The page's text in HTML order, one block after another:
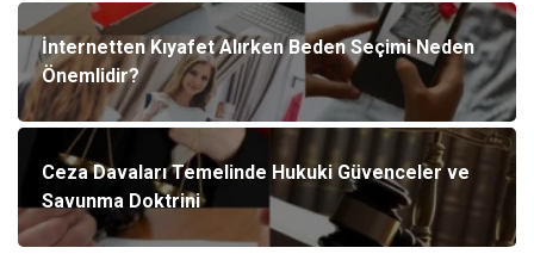
İnternetten Kıyafet Alırken Beden Seçimi Neden
Önemlidir?
Ceza Davaları Temelinde Hukuki Güvenceler ve
Savunma Doktrini